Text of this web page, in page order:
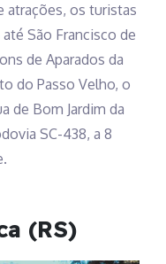
atrações, os turistas
São Francisco de
de Aparados da
do Passo Velho, o
de Bom Jardim da
SC-438, a 8
(RS)